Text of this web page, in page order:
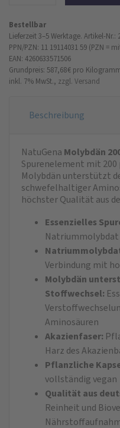
Bestellbar
Lieferzeit 3–5 Werktage. Artikel-Nr.:
PPN/PZN: 11 19114031 59 (PZN =
EAN: 4260633571506
Grundpreis: 587,68 € pro
inkl. 7% MwSt., zzgl. Versand
Beschreibung
NatuGena Molybdän
Spurenelement mit 200
Molybdän unterstützt
schwefelhaltiger
höchster Qualität aus
Essenzielles
Natriummolybdat
Verbindung mit
Molybdän
Stoffwechsel:
Aminosäuren
Akazienfaser:
Harz des
Pflanzliche
vollständig vegan
Qualität aus
Reinheit und